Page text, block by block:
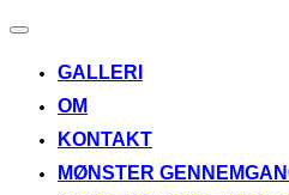
Slå
til/fra
GALLERI
OM
KONTAKT
MØNSTER